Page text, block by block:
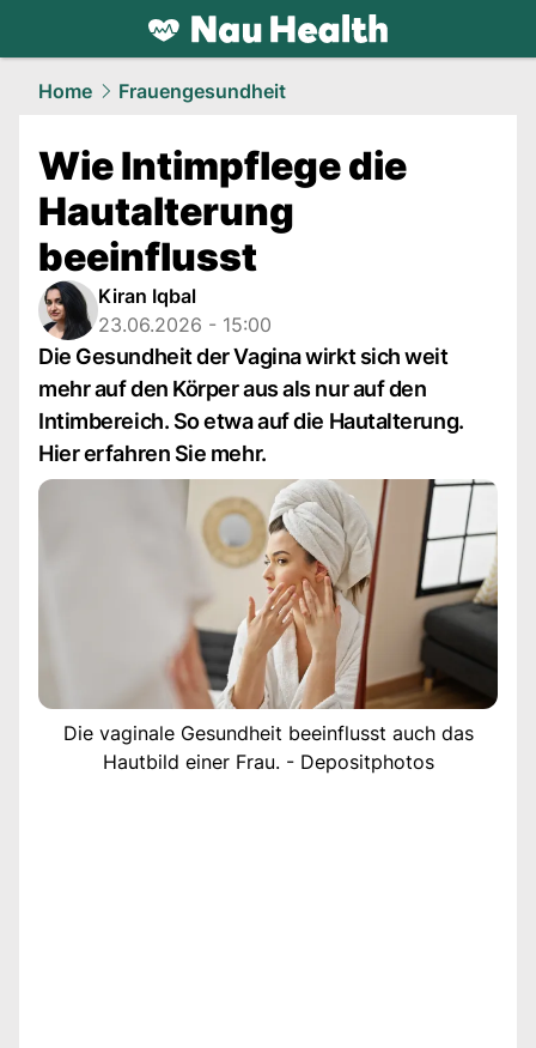
health.NAU.ch
Home Frauengesundheit
Wie Intimpflege die
Hautalterung
beeinflusst
Kiran Iqbal
23.06.2026 - 15:00
Die Gesundheit der Vagina wirkt sich weit
mehr auf den Körper aus als nur auf den
Intimbereich. So etwa auf die Hautalterung.
Hier erfahren Sie mehr.
Die vaginale Gesundheit beeinflusst auch das
Hautbild einer Frau. - Depositphotos